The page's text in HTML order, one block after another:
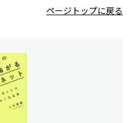
ページトップに戻る